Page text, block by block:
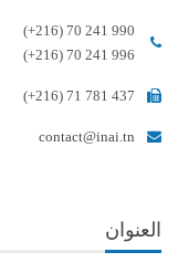
(+216) 70 241 990
(+216) 70 241 996
(+216) 71 781 437
contact@inai.tn
العنوان